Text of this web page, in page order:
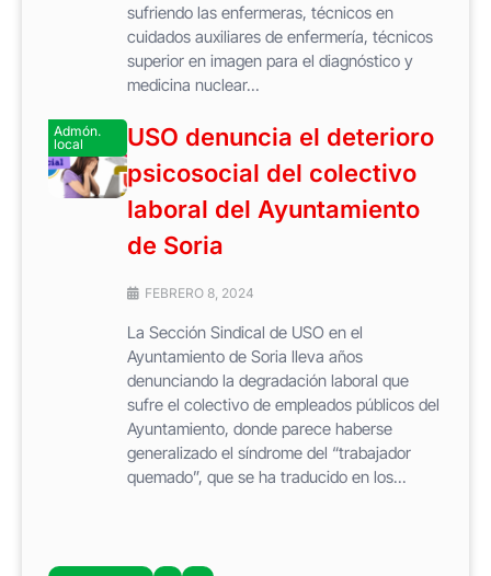
sufriendo las enfermeras, técnicos en
cuidados auxiliares de enfermería, técnicos
superior en imagen para el diagnóstico y
medicina nuclear...
Admón.
local
USO denuncia el deterioro
psicosocial del colectivo
laboral del Ayuntamiento
de Soria
FEBRERO 8, 2024
La Sección Sindical de USO en el
Ayuntamiento de Soria lleva años
denunciando la degradación laboral que
sufre el colectivo de empleados públicos del
Ayuntamiento, donde parece haberse
generalizado el síndrome del “trabajador
quemado”, que se ha traducido en los...